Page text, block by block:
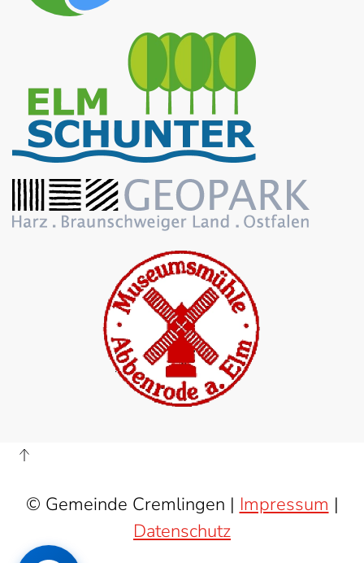
© Gemeinde Cremlingen | Impressum |
Datenschutz